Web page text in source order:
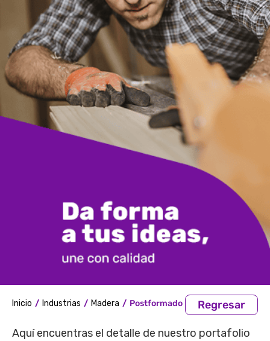
Inicio / Industrias / Madera / Postformado Regresar
Aquí encuentras el detalle de nuestro portafolio